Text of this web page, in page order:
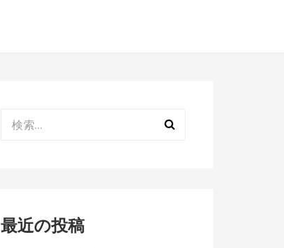
索:
最近の投稿